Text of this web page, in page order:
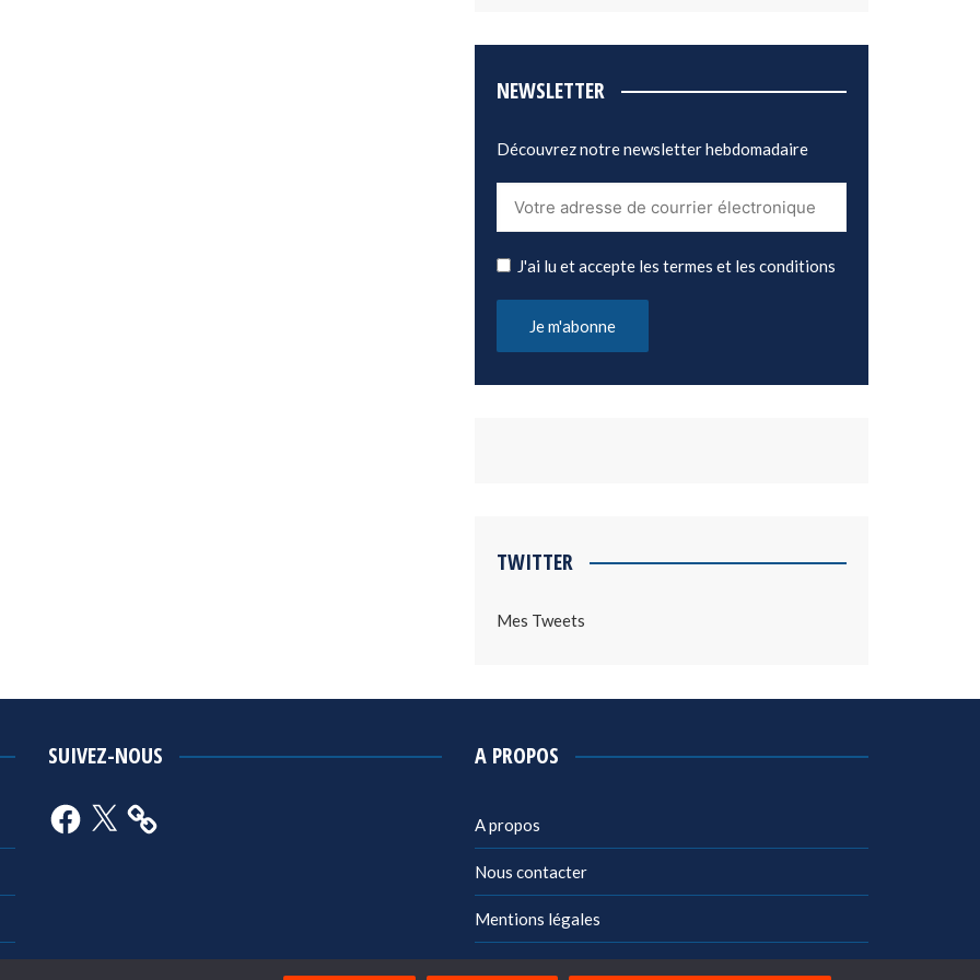
NEWSLETTER
Découvrez notre newsletter hebdomadaire
J'ai lu et accepte les termes et les conditions
TWITTER
Mes Tweets
SUIVEZ-NOUS
Facebook
X
A PROPOS
A propos
Nous contacter
Mentions légales
Politique de confidentialité